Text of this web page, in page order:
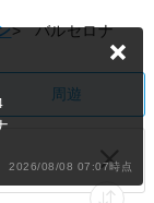
> バルセロナ
周遊
2026/08/08 07:07時点